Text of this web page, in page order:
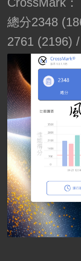
總分2348
2761 (2196)